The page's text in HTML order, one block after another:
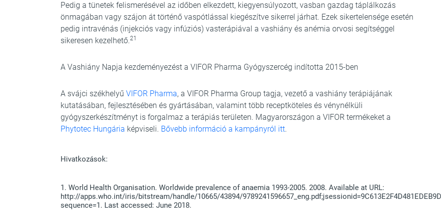
Pedig a tünetek felismerésével az időben elkezdett, kiegyensúlyozott, vasban gazdag táplálkozás
önmagában vagy szájon át történő vaspótlással kiegészítve sikerrel járhat. Ezek sikertelensége esetén
pedig intravénás (injekciós vagy infúziós) vasterápiával a vashiány és anémia orvosi segítséggel
sikeresen kezelhető.21
A Vashiány Napja kezdeményezést a VIFOR Pharma Gyógyszercég indította 2015-ben
A svájci székhelyű VIFOR Pharma, a VIFOR Pharma Group tagja, vezető a vashiány terápiájának
kutatásában, fejlesztésében és gyártásában, valamint több receptköteles és vénynélküli
gyógyszerkészítményt is forgalmaz a terápiás területen. Magyarországon a VIFOR termékeket a
Phytotec Hungária képviseli. Bővebb információ a kampányról itt.
Hivatkozások:
1. World Health Organisation. Worldwide prevalence of anaemia 1993-2005. 2008. Available at URL:
http://apps.who.int/iris/bitstream/handle/10665/43894/
sequence=1. Last accessed: June 2018.